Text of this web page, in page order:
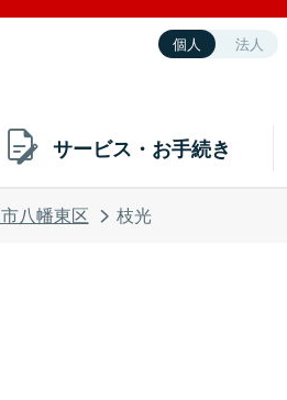
個人 法人
サービス・お手続き
八幡東区 枝光